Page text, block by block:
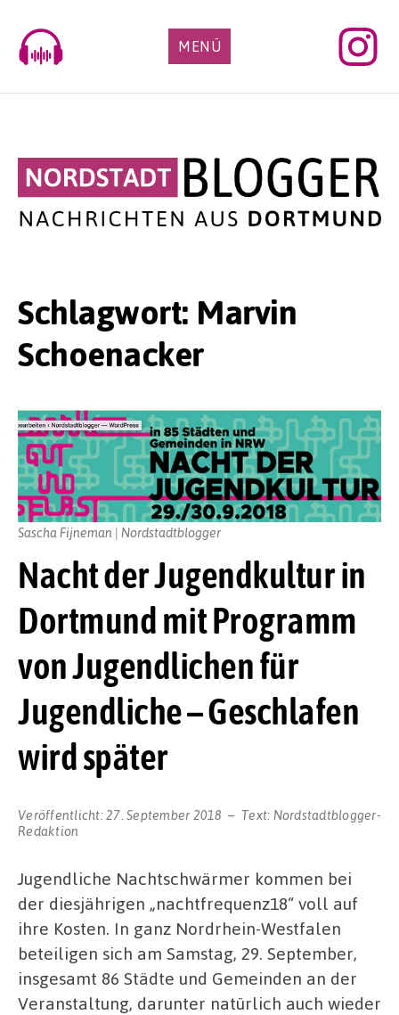
content
MENÜ
Schlagwort: Marvin
Schoenacker
Nacht der Jugendkultur in
Dortmund mit Programm
von Jugendlichen für
Jugendliche – Geschlafen
wird später
Veröffentlicht:27. September 2018 Text: Nordstadtblogger-
Redaktion
Sascha Fijneman | Nordstadtblogger
Jugendliche Nachtschwärmer kommen bei
der diesjährigen „nachtfrequenz18“ voll auf
ihre Kosten. In ganz Nordrhein-Westfalen
beteiligen sich am Samstag, 29. September,
insgesamt 86 Städte und Gemeinden an der
Veranstaltung, darunter natürlich auch wieder